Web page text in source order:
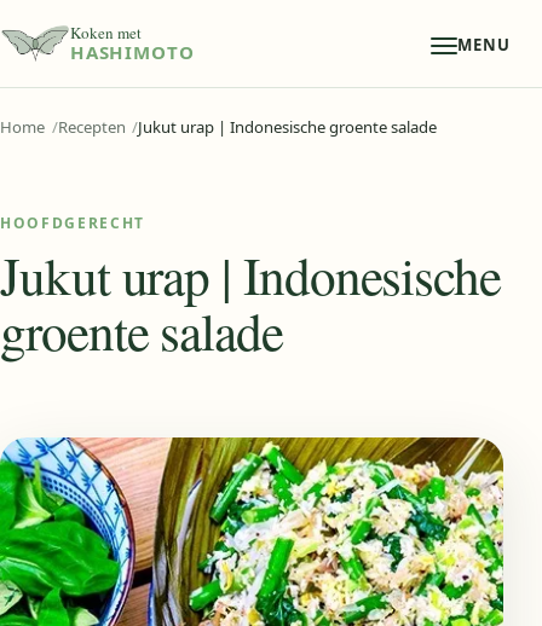
Koken met
HASHIMOTO MENU
Home Recepten Jukut urap | Indonesische groente salade
HOOFDGERECHT
Jukut urap | Indonesische
groente salade